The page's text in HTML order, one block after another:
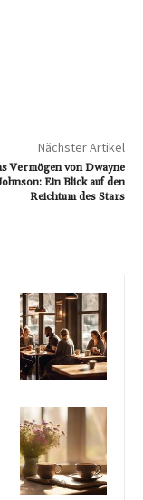
Nächster Artikel
Vermögen von Dwayne
Ein Blick auf den
Reichtum des Stars